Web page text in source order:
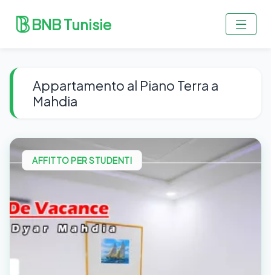
BNB Tunisie
Appartamento al Piano Terra a
Mahdia
AFFITTO PER STUDENTI